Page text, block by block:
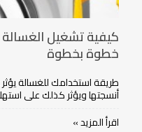
كيفية تشغيل
خطوة بخطوة
طريقة استخدامك للغسالة
أنسجتها ويؤثر كذلك على
بمعرفة طريقة استخدام
الاستفادة.
اقرأ المزيد »